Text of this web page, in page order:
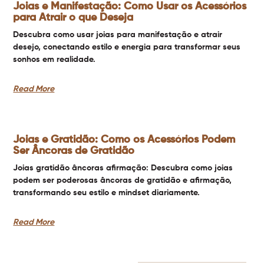
Joias e Manifestação: Como Usar os Acessórios
para Atrair o que Deseja
Descubra como usar joias para manifestação e atrair
desejo, conectando estilo e energia para transformar seus
sonhos em realidade.
Read More
Joias e Gratidão: Como os Acessórios Podem
Ser Âncoras de Gratidão
Joias gratidão âncoras afirmação: Descubra como joias
podem ser poderosas âncoras de gratidão e afirmação,
transformando seu estilo e mindset diariamente.
Read More